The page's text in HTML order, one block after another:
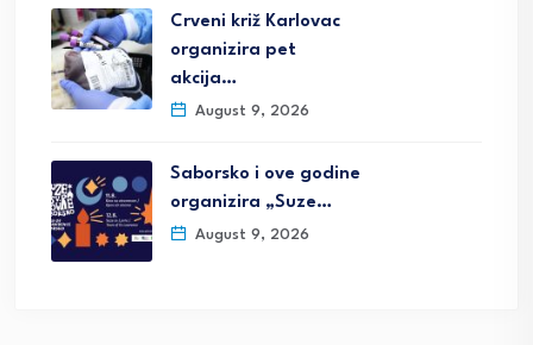
Crveni križ Karlovac
organizira pet
akcija…
August 9, 2026
Saborsko i ove godine
organizira „Suze…
August 9, 2026